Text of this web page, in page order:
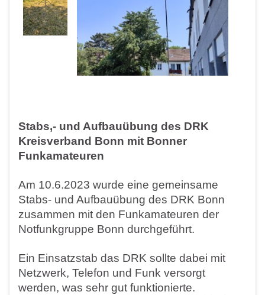
Stabs,- und Aufbauübung des DRK
Kreisverband Bonn mit Bonner
Funkamateuren
Am 10.6.2023 wurde eine gemeinsame
Stabs- und Aufbauübung des DRK Bonn
zusammen mit den Funkamateuren der
Notfunkgruppe Bonn durchgeführt.
Ein Einsatzstab das DRK sollte dabei mit
Netzwerk, Telefon und Funk versorgt
werden, was sehr gut funktionierte.